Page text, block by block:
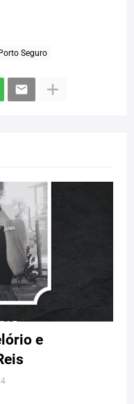
Seguro
e